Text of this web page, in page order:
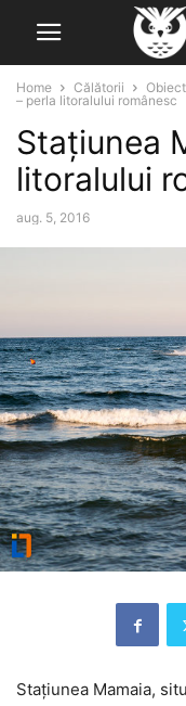
Home Călătorii
– perla litoralului românesc
Stațiunea
litoralului
aug. 5, 2016
Stațiunea Mamaia,